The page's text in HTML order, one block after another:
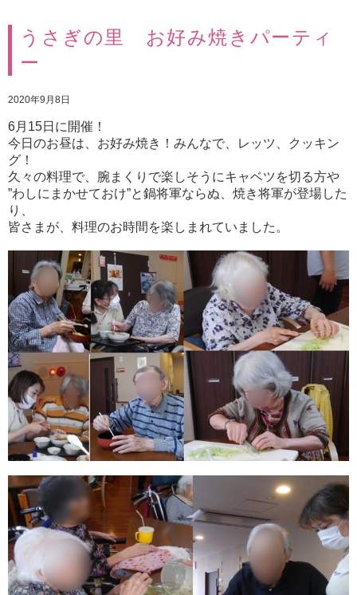
うさぎの里 お好み焼きパーティ
ー
2020年9月8日
6月15日に開催！
今日のお昼は、お好み焼き！みんなで、レッツ、クッキン
グ！
久々の料理で、腕まくりで楽しそうにキャベツを切る方や
”わしにまかせておけ”と鍋将軍ならぬ、焼き将軍が登場した
り、
皆さまが、料理のお時間を楽しまれていました。